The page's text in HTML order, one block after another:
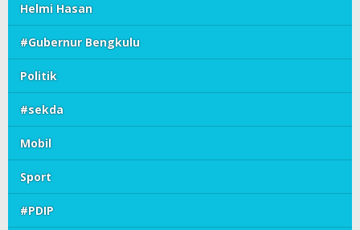
Helmi Hasan
#Gubernur Bengkulu
Politik
#sekda
Mobil
Sport
#PDIP